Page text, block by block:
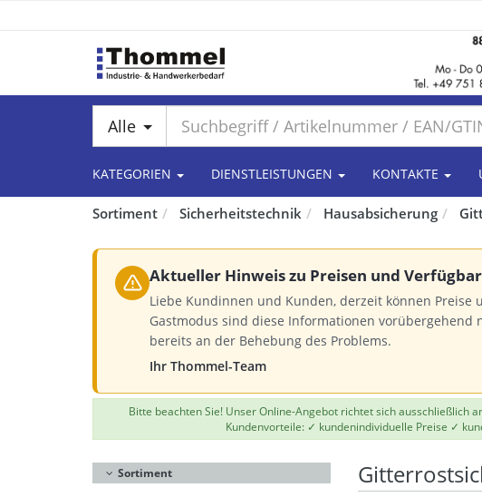
KATEGORIEN DIENSTLEISTUNGEN KONTAKTE
Alle
Sortiment Sicherheitstechnik Hausabsicherung
Aktueller Hinweis zu Preisen und
Liebe Kundinnen und Kunden, derzeit können
Gastmodus sind diese Informationen
bereits an der Behebung des Problems.
Ihr Thommel-Team
Bitte beachten Sie! Unser Online-Angebot richtet sich ausschließlich
Kundenvorteile: ✓ kundenindividuelle Preise ✓
Sortiment